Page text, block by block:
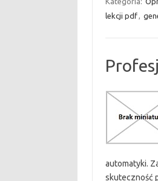
lekcji pdf,
automatyki.
skuteczność